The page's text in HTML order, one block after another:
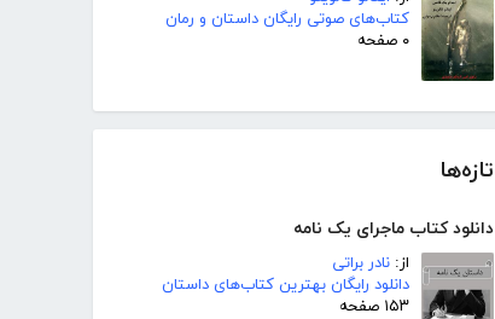
کتاب‌های صوتی رایگان داستان و رمان
۰ صفحه
تازه‌ها
دانلود کتاب ماجرای یک نامه
از: نادر براتی
دانلود رایگان بهترین کتاب‌های داستان
۱۵۳ صفحه